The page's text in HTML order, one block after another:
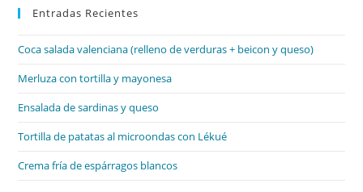
Entradas Recientes
Coca salada valenciana (relleno de verduras + beicon y queso)
Merluza con tortilla y mayonesa
Ensalada de sardinas y queso
Tortilla de patatas al microondas con Lékué
Crema fría de espárragos blancos